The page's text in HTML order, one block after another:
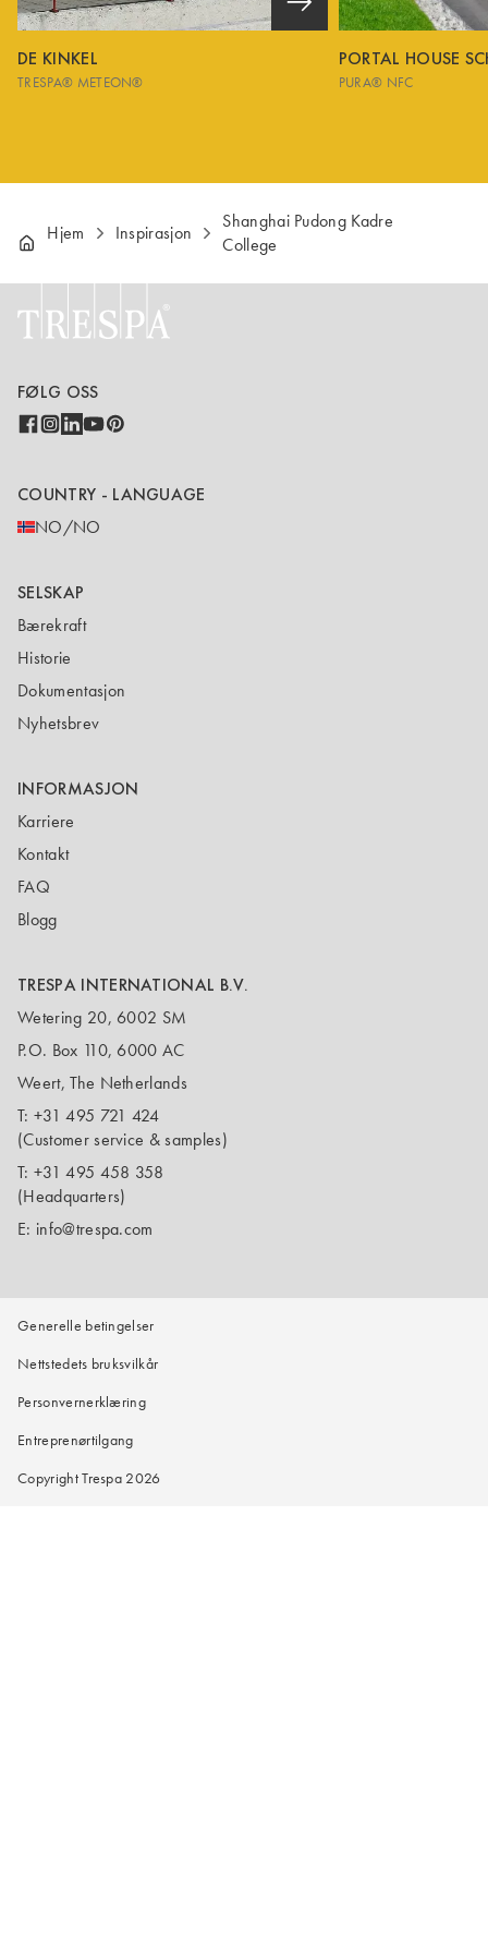
DE KINKEL
TRESPA® METEON®
PORTAL HOUSE
PURA® NFC
Hjem Inspirasjon
Shanghai Pudong Kadre
College
FØLG OSS
COUNTRY - LANGUAGE
NO/NO
SELSKAP
Bærekraft
Historie
Dokumentasjon
Nyhetsbrev
INFORMASJON
Karriere
Kontakt
FAQ
Blogg
TRESPA INTERNATIONAL B.V.
Wetering 20, 6002 SM
P.O. Box 110, 6000 AC
Weert, The Netherlands
T: +31 495 721 424
(Customer service & samples)
T: +31 495 458 358
(Headquarters)
E: info@trespa.com
Generelle betingelser
Nettstedets bruksvilkår
Personvernerklæring
Entreprenørtilgang
Copyright Trespa 2026